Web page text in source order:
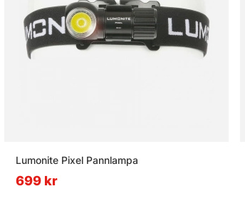
Lumonite Pixel Pannlampa
699 kr